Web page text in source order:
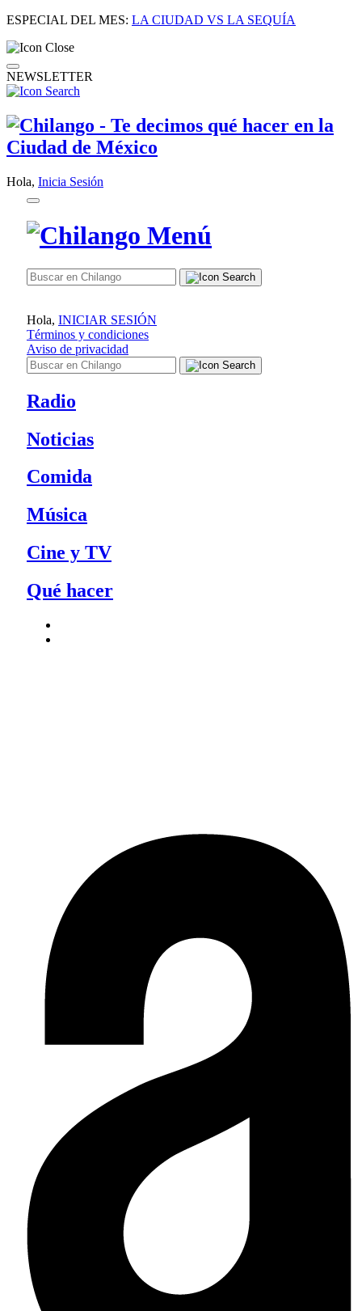
ESPECIAL DEL MES: LA CIUDAD VS LA SEQUÍA
NEWSLETTER
Hola, Inicia Sesión
Hola, INICIAR SESIÓN
Términos y condiciones
Aviso de privacidad
Radio
Noticias
Comida
Música
Cine y TV
Qué hacer